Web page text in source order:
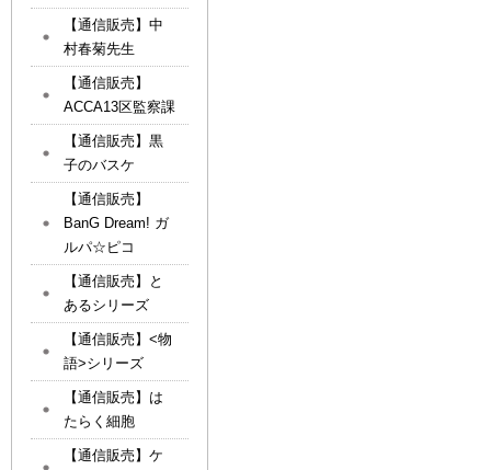
【通信販売】中
村春菊先生
【通信販売】
ACCA13区監察課
【通信販売】黒
子のバスケ
【通信販売】
BanG Dream! ガ
ルパ☆ピコ
【通信販売】と
あるシリーズ
【通信販売】<物
語>シリーズ
【通信販売】は
たらく細胞
【通信販売】ケ